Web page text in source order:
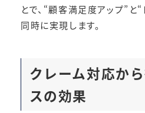
とで、“顧客満足度アップ”と
同時に実現します。
クレーム対応か
スの効果